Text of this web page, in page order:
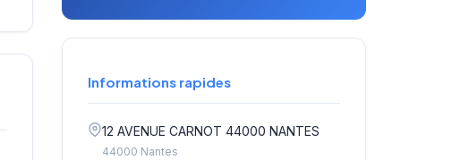
Informations rapides
12 AVENUE CARNOT 44000 NANTES
44000 Nantes